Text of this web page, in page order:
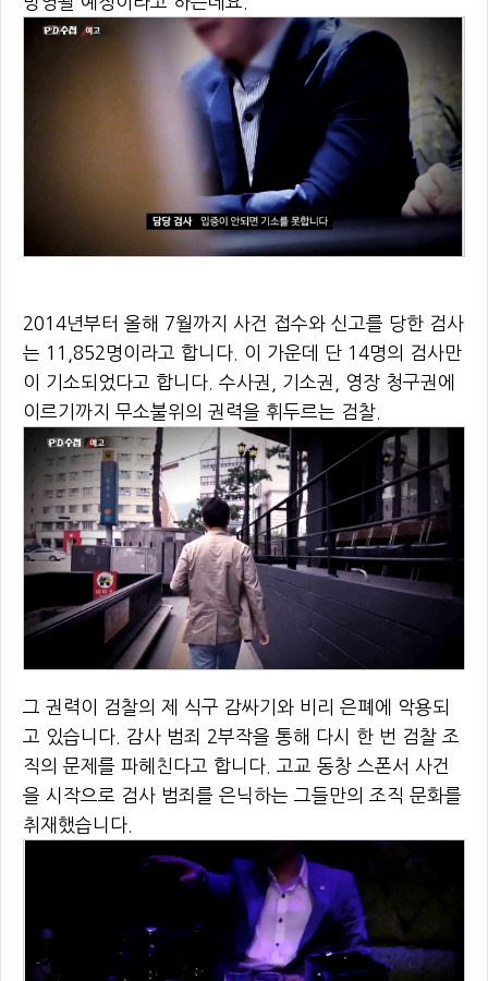
2014년부터 올해 7월까지 사건 접수와 신고를 당한 검사
는 11,852명이라고 합니다. 이 가운데 단 14명의 검사만
이 기소되었다고 합니다. 수사권, 기소권, 영장 청구권에
이르기까지 무소불위의 권력을 휘두르는 검찰.
그 권력이 검찰의 제 식구 감싸기와 비리 은폐에 악용되
고 있습니다. 감사 범죄 2부작을 통해 다시 한 번 검찰 조
직의 문제를 파헤친다고 합니다. 고교 동창 스폰서 사건
을 시작으로 검사 범죄를 은닉하는 그들만의 조직 문화를
취재했습니다.